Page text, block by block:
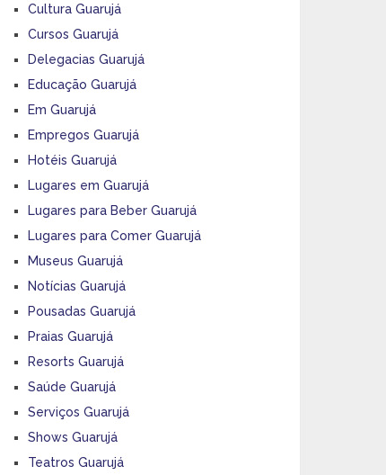
Cultura Guarujá
Cursos Guarujá
Delegacias Guarujá
Educação Guarujá
Em Guarujá
Empregos Guarujá
Hotéis Guarujá
Lugares em Guarujá
Lugares para Beber Guarujá
Lugares para Comer Guarujá
Museus Guarujá
Notícias Guarujá
Pousadas Guarujá
Praias Guarujá
Resorts Guarujá
Saúde Guarujá
Serviços Guarujá
Shows Guarujá
Teatros Guarujá